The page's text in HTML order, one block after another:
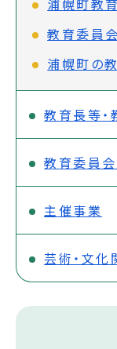
教育委員
浦幌町の
教育長等
教育委員
主催事業
芸術・文化